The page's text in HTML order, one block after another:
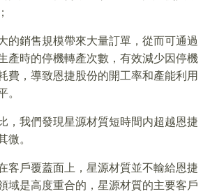
的銷售規模帶來大量訂單，從而可通過
產時的停機轉產次數，有效減少因停機
費，導致恩捷股份的開工率和產能利用
。
，我們發現星源材質短時間内超越恩捷
微。
客戶覆蓋面上，星源材質並不輸給恩捷
域是高度重合的，星源材質的主要客戶